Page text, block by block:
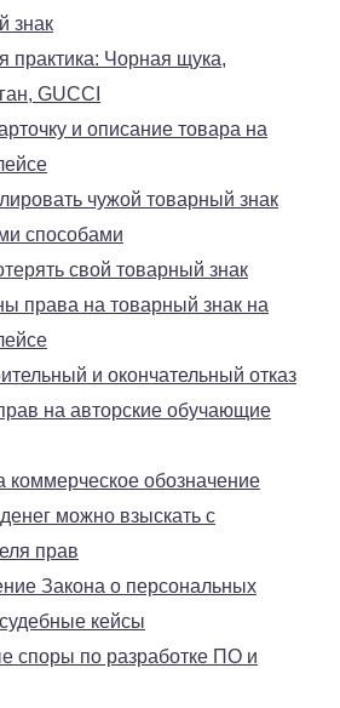
знак
практика: Чорная щука,
GUCCI
и описание товара на
чужой товарный знак
способами
свой товарный знак
права на товарный знак на
и окончательный отказ
на авторские обучающие
коммерческое обозначение
можно взыскать с
прав
Закона о персональных
кейсы
споры по разработке ПО и